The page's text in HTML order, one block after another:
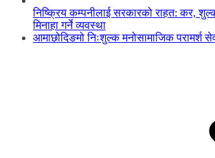
निष्क्रिय कम्पनीलाई सरकारको राहत: कर,
मिनाहा गर्ने व्यवस्था
आमाछोदिङमो निःशुल्क मनोसामाजिक परामर्श